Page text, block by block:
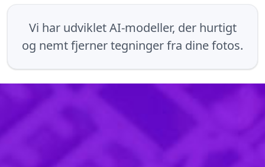
Vi har udviklet AI-modeller, der hurtigt
og nemt fjerner tegninger fra dine fotos.